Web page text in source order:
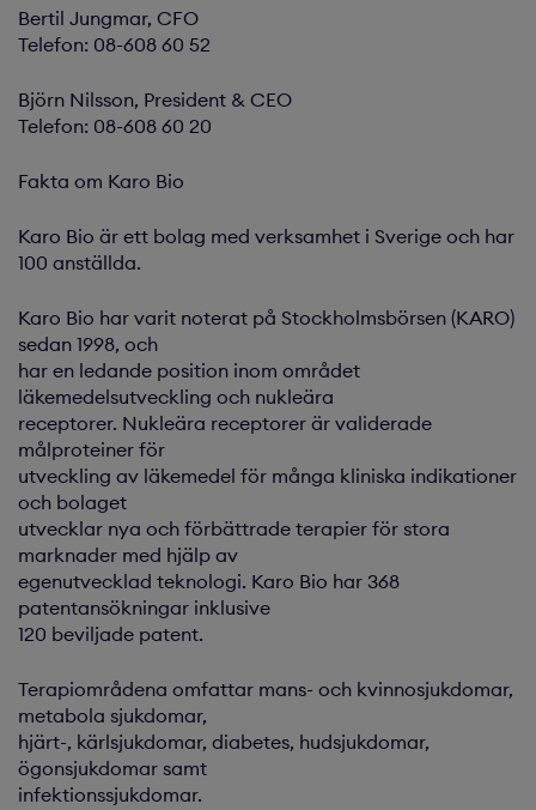
Bertil Jungmar, CFO
Telefon: 08-608 60 52
Björn Nilsson, President & CEO
Telefon: 08-608 60 20
Fakta om Karo Bio
Karo Bio är ett bolag med verksamhet i Sverige och har
100 anställda.
Karo Bio har varit noterat på Stockholmsbörsen (KARO)
sedan 1998, och
har en ledande position inom området
läkemedelsutveckling och nukleära
receptorer. Nukleära receptorer är validerade
målproteiner för
utveckling av läkemedel för många kliniska indikationer
och bolaget
utvecklar nya och förbättrade terapier för stora
marknader med hjälp av
egenutvecklad teknologi. Karo Bio har 368
patentansökningar inklusive
120 beviljade patent.
Terapiområdena omfattar mans- och kvinnosjukdomar,
metabola sjukdomar,
hjärt-, kärlsjukdomar, diabetes, hudsjukdomar,
ögonsjukdomar samt
infektionssjukdomar.